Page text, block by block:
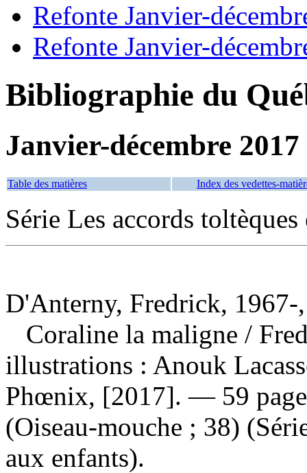
Refonte Janvier-
Refonte Janvier-
Bibliographie du
Janvier-décembre 2017
Table des matières Index des vedettes-
Série Les accords
D'Anterny, Fredrick, 1967-
Coraline la maligne /
illustrations : Anouk
Phœnix, [2017]. — 59
(Oiseau-mouche ; 38)
aux enfants).